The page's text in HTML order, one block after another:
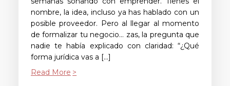
nombre, la idea, incluso ya has hablado con un
posible proveedor. Pero al llegar al momento
de formalizar tu negocio… zas, la pregunta que
nadie te había explicado con claridad: “¿Qué
forma jurídica vas a […]
Read More